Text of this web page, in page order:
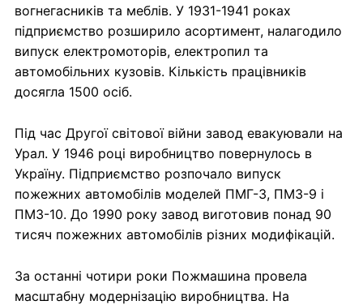
вогнегасників та меблів. У 1931-1941 роках
підприємство розширило асортимент, налагодило
випуск електромоторів, електропил та
автомобільних кузовів. Кількість працівників
досягла 1500 осіб.
Під час Другої світової війни завод евакуювали на
Урал. У 1946 році виробництво повернулось в
Україну. Підприємство розпочало випуск
пожежних автомобілів моделей ПМГ-3, ПМЗ-9 і
ПМЗ-10. До 1990 року завод виготовив понад 90
тисяч пожежних автомобілів різних модифікацій.
За останні чотири роки Пожмашина провела
масштабну модернізацію виробництва. На